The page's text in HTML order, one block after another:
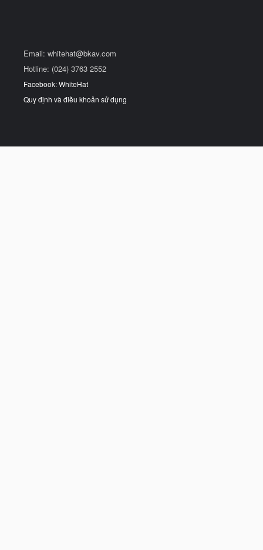
Email: whitehat@bkav.com
Hotline: (024) 3763 2552
Facebook: WhiteHat
Quy định và điều khoản sử dụng